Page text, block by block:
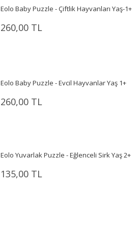
Eolo Baby Puzzle - Çiftlik Hayvanları Yaş-1+
260,00 TL
Eolo Baby Puzzle - Evcil Hayvanlar Yaş 1+
260,00 TL
Eolo Yuvarlak Puzzle - Eğlenceli Sirk Yaş 2+
135,00 TL